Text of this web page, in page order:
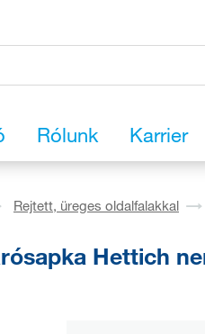
Rólunk Karrier
Rejtett, üreges oldalfalakkal
Hettich